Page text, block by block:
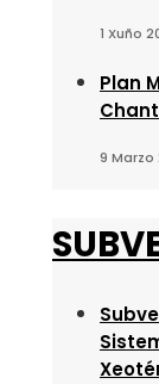
1 Xuño
Plan
9 Marzo